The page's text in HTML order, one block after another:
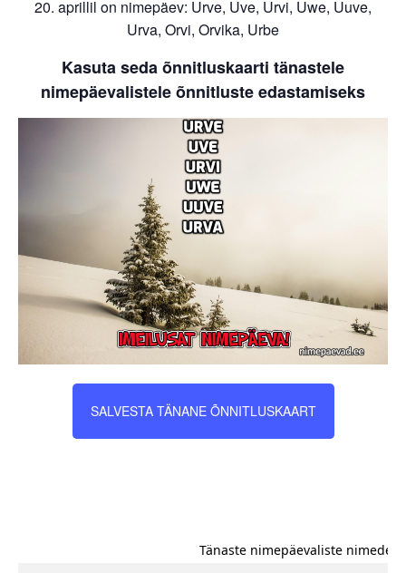
20. aprillil on nimepäev: Urve, Uve, Urvi, Uwe, Uuve,
Urva, Orvi, Orvika, Urbe
Kasuta seda õnnitluskaarti tänastele
nimepäevalistele õnnitluste edastamiseks
SALVESTA TÄNANE ÕNNITLUSKAART
Tänaste nimepäevaliste nimede